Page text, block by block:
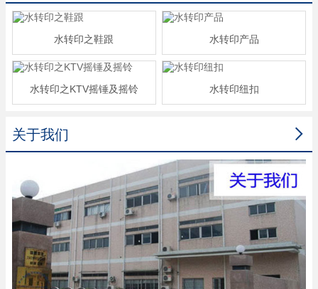
水转印之鞋跟 水转印产品
水转印之KTV摇锤及摇铃 水转印纽扣

关于我们